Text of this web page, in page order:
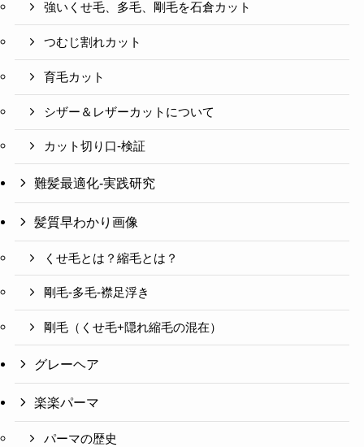
強いくせ毛、多毛、剛毛を石倉カット
つむじ割れカット
育毛カット
シザー＆レザーカットについて
カット切り口-検証
難髪最適化-実践研究
髪質早わかり画像
くせ毛とは？縮毛とは？
剛毛-多毛-襟足浮き
剛毛（くせ毛+隠れ縮毛の混在）
グレーヘア
楽楽パーマ
パーマの歴史